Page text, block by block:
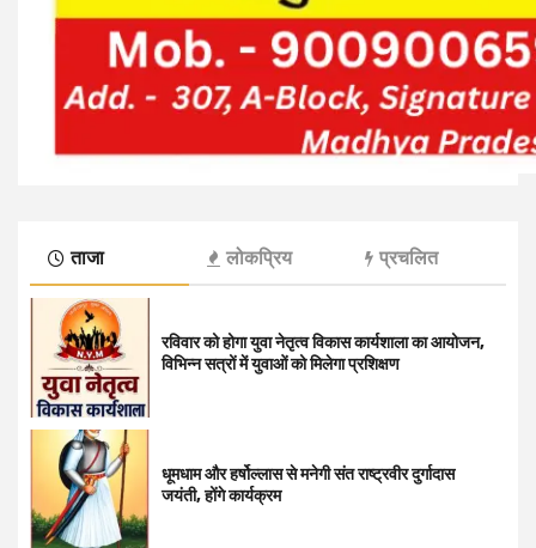
ताजा लोकप्रिय प्रचलित
रविवार को होगा युवा नेतृत्व विकास कार्यशाला का आयोजन,
विभिन्न सत्रों में युवाओं को मिलेगा प्रशिक्षण
धूमधाम और हर्षोल्लास से मनेगी संत राष्ट्रवीर दुर्गादास
जयंती, होंगे कार्यक्रम